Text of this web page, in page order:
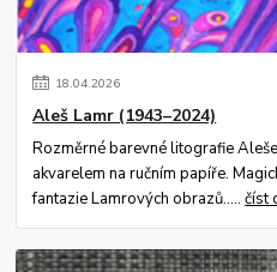
18.04.2026
Aleš Lamr (1943–2024)
Rozměrné barevné litografie
akvarelem na ručním papíře.
fantazie Lamrových obrazů.....číst